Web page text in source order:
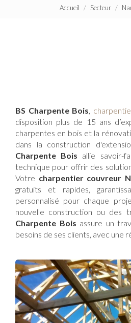
Accueil Secteur
BS Charpente Bois,
disposition plus de 15 ans
charpentes en bois et la
dans la construction
Charpente Bois allie savoir-
technique pour offrir des
Votre charpentier couvreur
gratuits et rapides,
personnalisé pour chaque
nouvelle construction ou des
Charpente Bois assure un
besoins de ses clients, avec une